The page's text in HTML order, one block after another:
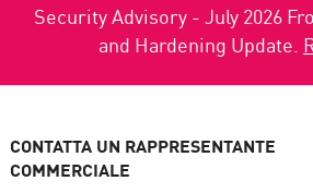
Security Advisory - July 2026
and Hardening Update.
CONTATTA UN RAPPRESENTANTE
COMMERCIALE